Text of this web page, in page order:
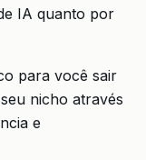
IA quanto por
para você sair
nicho através
e